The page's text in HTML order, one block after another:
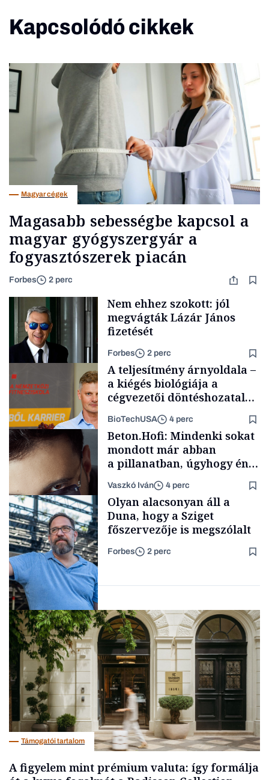
Kapcsolódó cikkek
Magyar cégek
Magasabb sebességbe kapcsol a
magyar gyógyszergyár a
fogyasztószerek piacán
Forbes 2 perc
Politika
Nem ehhez szokott: jól
megvágták Lázár János
fizetését
Forbes 2 perc
Content Lab HUB
A teljesítmény árnyoldala –
a kiégés biológiája a
cégvezetői döntéshozatal
BioTechUSA 4 perc
Forbes-sztori
Beton.Hofi: Mindenki sokat
mondott már abban
a pillanatban, úgyhogy én
gondolataimat akartam
kimondani
Vaszkó Iván 4 perc
Társadalom
Olyan alacsonyan áll a
Duna, hogy a Sziget
főszervezője is megszólalt
Forbes 2 perc
Támogatói tartalom
A figyelem mint prémium valuta: így formálja